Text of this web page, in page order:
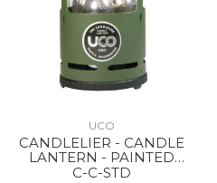
UCO
CANDLELIER - CANDLE
LANTERN - PAINTED
GREEN
C-C-STD